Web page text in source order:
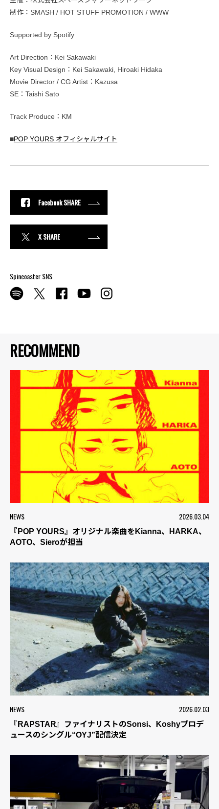
RECOMMEND
NEWS 2026.03.04
『POP YOURS』オリジナル楽曲をKianna、HARKA、
AOTO、Sieroが担当
NEWS 2026.02.03
『RAPSTAR』ファイナリストのSonsi、Koshyプロデ
ュースのシングル“OYJ”配信決定
制作：SMASH / HOT STUFF PROMOTION / WWW
Supported by Spotify
Art Direction：Kei Sakawaki
Key Visual Design：Kei Sakawaki, Hiroaki Hidaka
Movie Director / CG Artist：Kazusa
SE：Taishi Sato
Track Produce：KM
■POP YOURS オフィシャルサイト
Facebook SHARE
X SHARE
Spincoaster SNS